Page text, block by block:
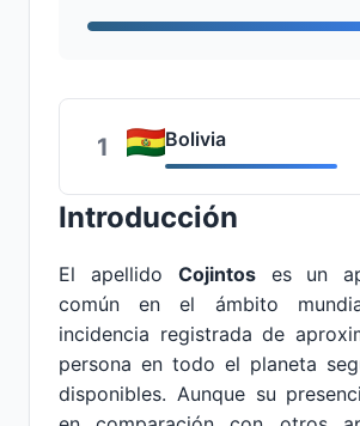
1 Bolivia
Introducción
El apellido Cojintoses un
común en el ámbito
incidencia registrada de
persona en todo el planeta
disponibles. Aunque su